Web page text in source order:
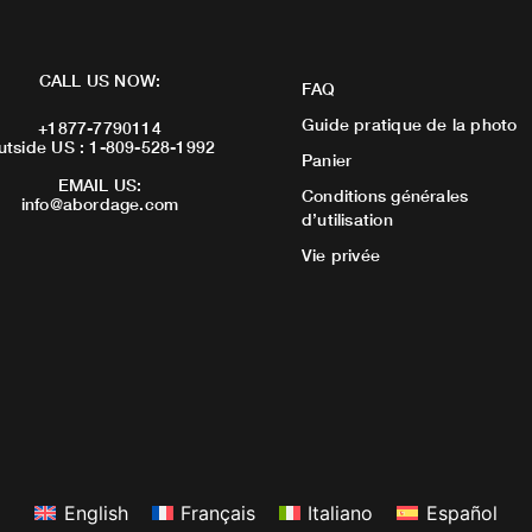
CALL US NOW:
+1877-7790114
US : 1-809-528-1992
EMAIL US:
info@abordage.com
FAQ
Guide pratique de la photo
Panier
Conditions générales
d’utilisation
Vie privée
English Français Italiano Español